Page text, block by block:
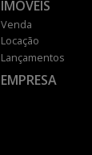
IMÓVEIS
Venda
Locação
Lançamentos
EMPRESA